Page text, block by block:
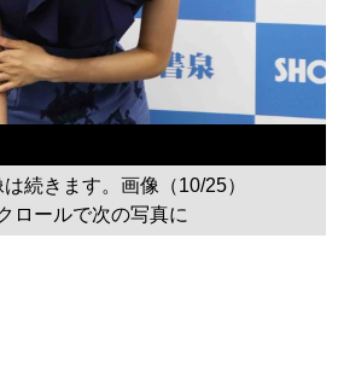
続きます。画像（10/25）
ロールで次の写真に